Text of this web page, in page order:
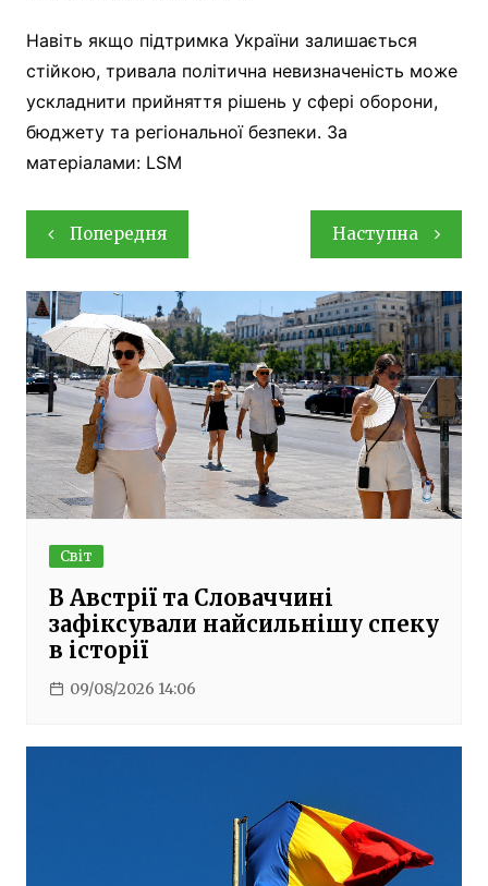
Навіть якщо підтримка України залишається
стійкою, тривала політична невизначеність може
ускладнити прийняття рішень у сфері оборони,
бюджету та регіональної безпеки. За
матеріалами: LSM
Навігація
записів
Попередня Наступна
Світ
В Австрії та Словаччині
зафіксували найсильнішу спеку
в історії
09/08/2026 14:06